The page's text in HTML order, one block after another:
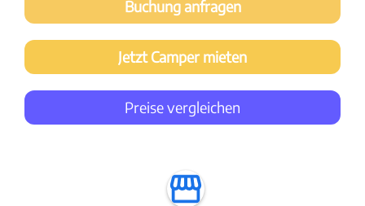
Buchung anfragen
Jetzt Camper mieten
Preise vergleichen